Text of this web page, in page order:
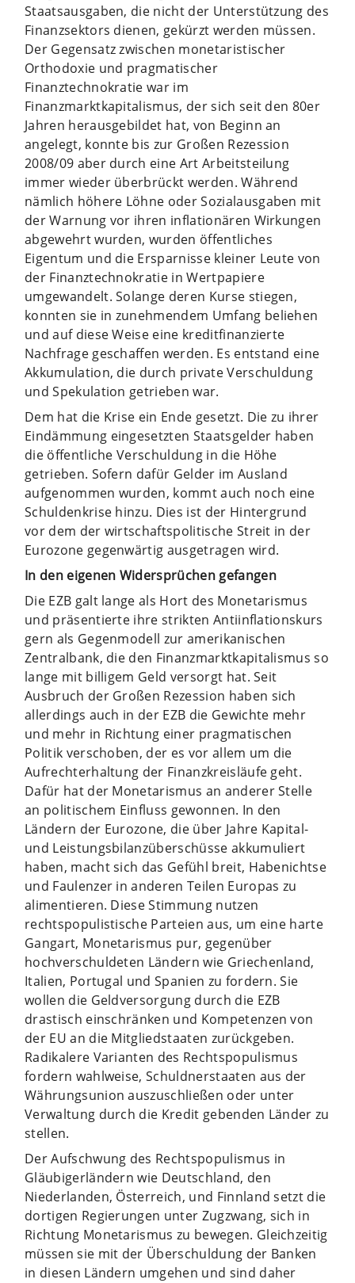
Staatsausgaben, die nicht der Unterstützung des
Finanzsektors dienen, gekürzt werden müssen.
Der Gegensatz zwischen monetaristischer
Orthodoxie und pragmatischer
Finanztechnokratie war im
Finanzmarktkapitalismus, der sich seit den 80er
Jahren herausgebildet hat, von Beginn an
angelegt, konnte bis zur Großen Rezession
2008/09 aber durch eine Art Arbeitsteilung
immer wieder überbrückt werden. Während
nämlich höhere Löhne oder Sozialausgaben mit
der Warnung vor ihren inflationären Wirkungen
abgewehrt wurden, wurden öffentliches
Eigentum und die Ersparnisse kleiner Leute von
der Finanztechnokratie in Wertpapiere
umgewandelt. Solange deren Kurse stiegen,
konnten sie in zunehmendem Umfang beliehen
und auf diese Weise eine kreditfinanzierte
Nachfrage geschaffen werden. Es entstand eine
Akkumulation, die durch private Verschuldung
und Spekulation getrieben war.
Dem hat die Krise ein Ende gesetzt. Die zu ihrer
Eindämmung eingesetzten Staatsgelder haben
die öffentliche Verschuldung in die Höhe
getrieben. Sofern dafür Gelder im Ausland
aufgenommen wurden, kommt auch noch eine
Schuldenkrise hinzu. Dies ist der Hintergrund
vor dem der wirtschaftspolitische Streit in der
Eurozone gegenwärtig ausgetragen wird.
In den eigenen Widersprüchen gefangen
Die EZB galt lange als Hort des Monetarismus
und präsentierte ihre strikten Antiinflationskurs
gern als Gegenmodell zur amerikanischen
Zentralbank, die den Finanzmarktkapitalismus so
lange mit billigem Geld versorgt hat. Seit
Ausbruch der Großen Rezession haben sich
allerdings auch in der EZB die Gewichte mehr
und mehr in Richtung einer pragmatischen
Politik verschoben, der es vor allem um die
Aufrechterhaltung der Finanzkreisläufe geht.
Dafür hat der Monetarismus an anderer Stelle
an politischem Einfluss gewonnen. In den
Ländern der Eurozone, die über Jahre Kapital-
und Leistungsbilanzüberschüsse akkumuliert
haben, macht sich das Gefühl breit, Habenichtse
und Faulenzer in anderen Teilen Europas zu
alimentieren. Diese Stimmung nutzen
rechtspopulistische Parteien aus, um eine harte
Gangart, Monetarismus pur, gegenüber
hochverschuldeten Ländern wie Griechenland,
Italien, Portugal und Spanien zu fordern. Sie
wollen die Geldversorgung durch die EZB
drastisch einschränken und Kompetenzen von
der EU an die Mitgliedstaaten zurückgeben.
Radikalere Varianten des Rechtspopulismus
fordern wahlweise, Schuldnerstaaten aus der
Währungsunion auszuschließen oder unter
Verwaltung durch die Kredit gebenden Länder zu
stellen.
Der Aufschwung des Rechtspopulismus in
Gläubigerländern wie Deutschland, den
Niederlanden, Österreich, und Finnland setzt die
dortigen Regierungen unter Zugzwang, sich in
Richtung Monetarismus zu bewegen. Gleichzeitig
müssen sie mit der Überschuldung der Banken
in diesen Ländern umgehen und sind daher